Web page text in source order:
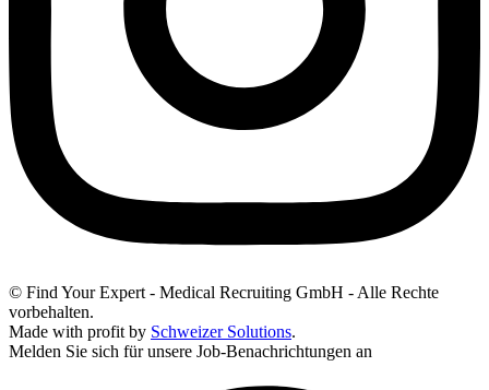
© Find Your Expert - Medical Recruiting GmbH - Alle Rechte
vorbehalten.
Made with profit by Schweizer Solutions.
Melden Sie sich für unsere Job-Benachrichtungen an